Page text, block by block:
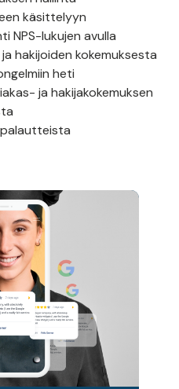
käsittelyyn
NPS-lukujen avulla
hakijoiden kokemuksesta
heti
ja hakijakokemuksen